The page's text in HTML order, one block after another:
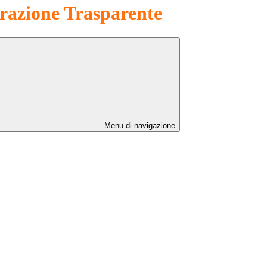
Trasparente
Menu di navigazione